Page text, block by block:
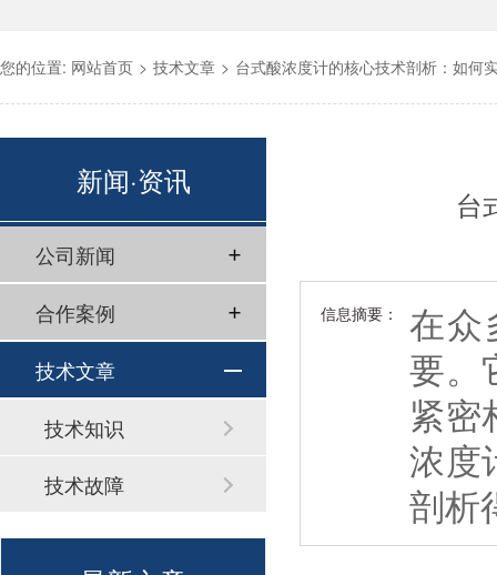
您的位置: 网站首页 > 技术文章 > 台式酸浓度计的核心技术剖析：如何
台
信息摘要：
在众
要。
紧密
浓度
剖析
新闻·资讯
公司新闻
合作案例
技术文章
技术知识
技术故障